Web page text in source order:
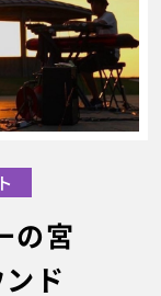
の宮
ド